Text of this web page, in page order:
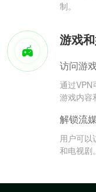
制。
游戏
访问游
通过VPN
游戏内容
解锁流
用户可以
和电视剧。